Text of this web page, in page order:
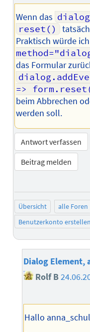
Wenn das dialog
reset()
Praktisch würde
das Formular
=>
beim Abbrechen
werden soll.
Antwort verfassen
Beitrag melden
Übersicht alle Foren
Benutzerkonto erstellen
Dialog Element,
Rolf B
Hallo